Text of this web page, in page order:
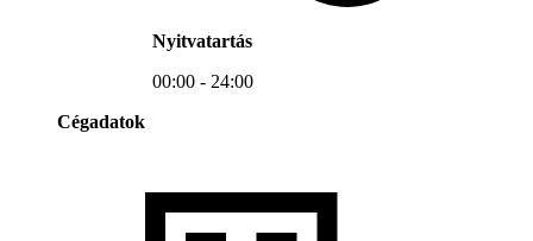
Nyitvatartás
00:00 - 24:00
Cégadatok